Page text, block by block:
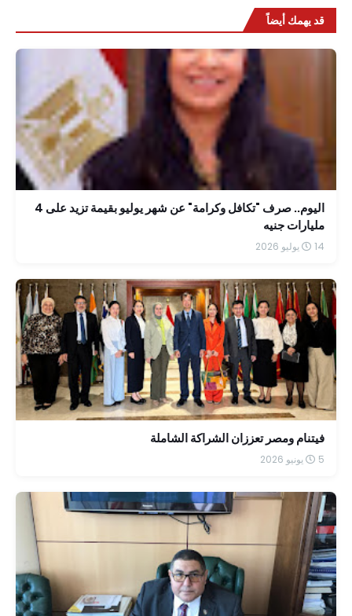
قد يهمك أيضاً
اليوم.. صرف "تكافل وكرامة" عن شهر يوليو بقيمة تزيد على 4
مليارات جنيه
14 يوليو 2026
فيتنام ومصر تعززان الشراكة الشاملة
5 يونيو 2026